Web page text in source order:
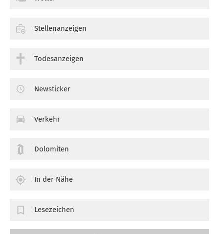
Stellenanzeigen
Todesanzeigen
Newsticker
Verkehr
Dolomiten
In der Nähe
Lesezeichen